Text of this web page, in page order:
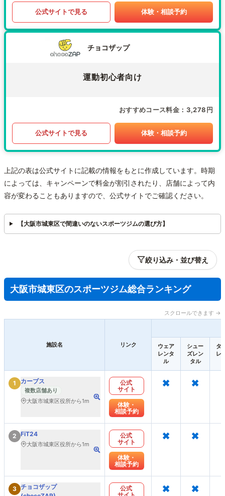
公式サイトで見る 体験・相談予約
チョコザップ
運動初心者向け
おすすめコース料金 3,278円
公式サイトで見る 体験・相談予約
上記の表は公式サイトに記載の情報をもとに作成しています。時期
によっては、キャンペーンで料金が割引されたり、店舗によって内
容が変わることもありますので、公式サイトでご確認ください。
【大阪市城東区で間違いのないスポーツジムの選び方】
絞り込み・並び替え
大阪市城東区のスポーツジム総合ランキング
スクロールできます →
施設名 リンク
ウェア
レンタ
ル
シュー
ズレン
タル
タ
レ
1 カーブス
複数店舗あり
大阪市城東区役所から1m
公式
サイト
体験・
相談予約
× ×
2 FiT24
大阪市城東区役所から1m
公式
サイト
体験・
相談予約
× ×
3 チョコザップ
公式
× ×